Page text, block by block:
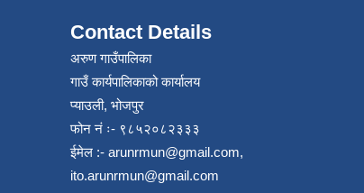
Contact Details
अरुण गाउँपालिका
गाउँ कार्यपालिकाको कार्यालय
प्याउली, भोजपुर
फोन नं ः- ९८५२०८२३३३
ईमेल :- arunrmun@gmail.com,
ito.arunrmun@gmail.com